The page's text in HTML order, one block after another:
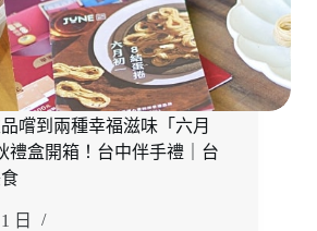
嚐到兩種幸福滋味「六月
禮盒開箱！台中伴手禮｜台
日